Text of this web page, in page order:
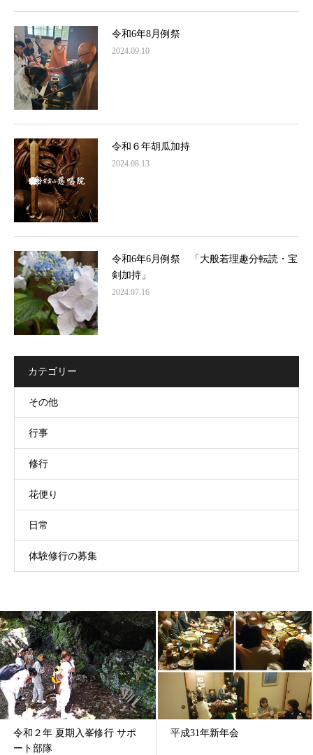
令和6年8月例祭
2024.09.10
令和６年胡瓜加持
2024.08.13
令和6年6月例祭 「大般若理趣分転読・宝
剣加持」
2024.07.16
カテゴリー
その他
行事
修行
花便り
日常
体験修行の募集
令和２年 夏期入峯修行 サポ
ート部隊
平成31年新年会